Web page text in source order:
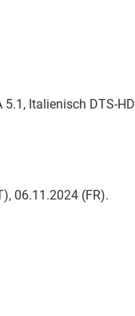
Italienisch DTS-HD
06.11.2024 (FR).